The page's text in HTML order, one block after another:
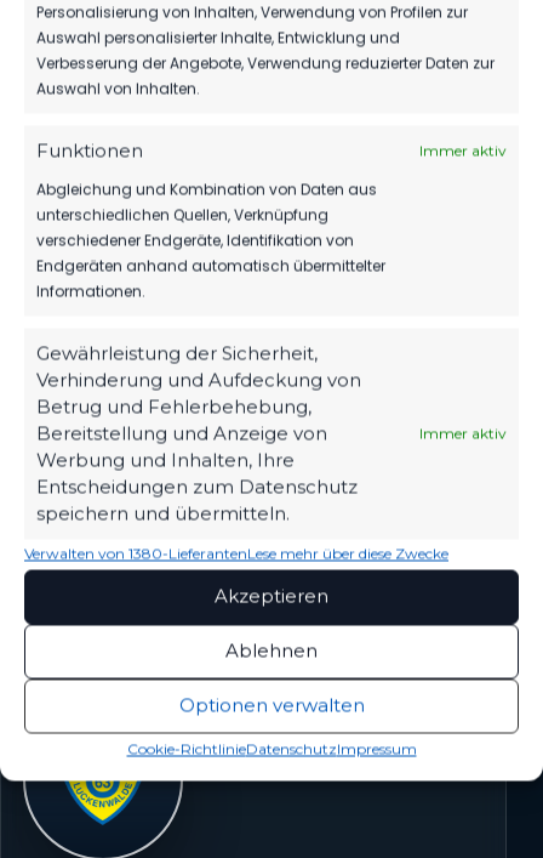
Personalisierung von Inhalten, Verwendung von Profilen zur
Auswahl personalisierter Inhalte, Entwicklung und
Verbesserung der Angebote, Verwendung reduzierter Daten zur
Auswahl von Inhalten.
Funktionen Immer aktiv
Abgleichung und Kombination von Daten aus
unterschiedlichen Quellen, Verknüpfung
verschiedener Endgeräte, Identifikation von
Endgeräten anhand automatisch übermittelter
Informationen.
Gewährleistung der Sicherheit,
Verhinderung und Aufdeckung von
Betrug und Fehlerbehebung,
Bereitstellung und Anzeige von
Werbung und Inhalten, Ihre
Entscheidungen zum Datenschutz
speichern und übermitteln.
Immer aktiv
Verwalten von 1380-LieferantenLese mehr über diese Zwecke
Akzeptieren
Ablehnen
Optionen verwalten
Cookie-RichtlinieDatenschutzImpressum
IHR LOGO
SOCIAL-MEDIA-POST
FSV 63 Luckenwalde
Gemeinsam mehr erreichen – Danke an
unsere Partner!
IHR LOGO